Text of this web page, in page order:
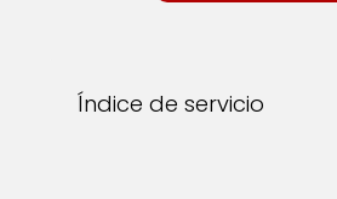
Índice de servicio